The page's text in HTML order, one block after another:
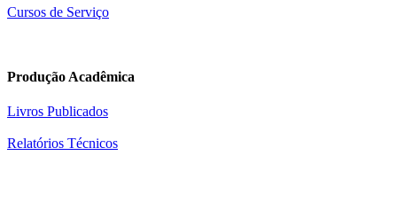
Cursos de Serviço
Produção Acadêmica
Livros Publicados
Relatórios Técnicos